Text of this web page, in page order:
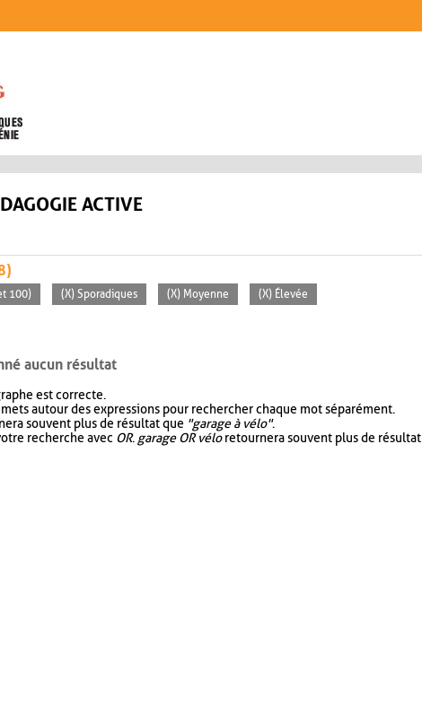
ACTIVE
100) (X) Sporadiques (X) Moyenne (X) Élevée
aucun résultat
est correcte.
autour des expressions pour rechercher chaque mot séparément.
souvent plus de résultat que "garage à vélo".
recherche avec OR. garage OR véloretournera souvent plus de résultat